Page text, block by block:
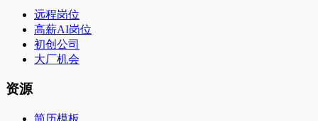
远程岗位
高薪AI岗位
初创公司
大厂机会
资源